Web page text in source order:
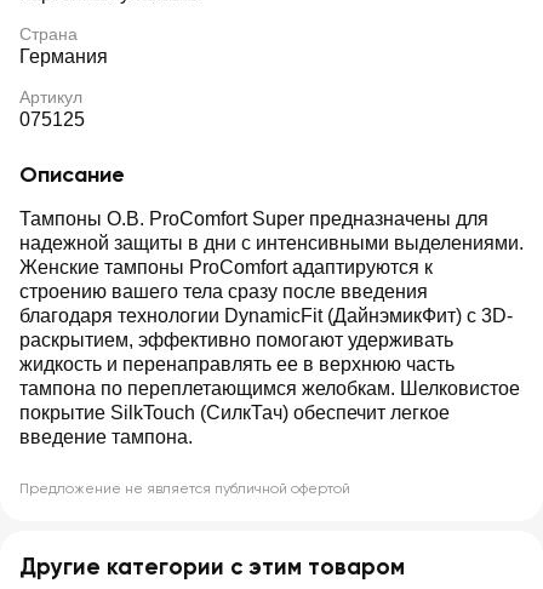
Страна
Германия
Артикул
075125
Описание
Тампоны O.B. ProComfort Super предназначены для
надежной защиты в дни с интенсивными выделениями.
Женские тампоны ProComfort адаптируются к
строению вашего тела сразу после введения
благодаря технологии DynamicFit (ДайнэмикФит) с 3D-
раскрытием, эффективно помогают удерживать
жидкость и перенаправлять ее в верхнюю часть
тампона по переплетающимся желобкам. Шелковистое
покрытие SilkTouch (СилкТач) обеспечит легкое
введение тампона.
Предложение не является публичной офертой
Другие категории с этим товаром